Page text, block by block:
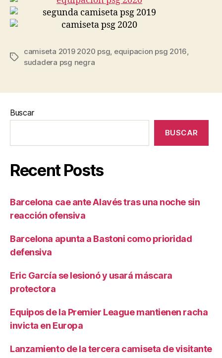
Etiquetas
camiseta 2019 2020 psg, equipacion psg 2016,
sudadera psg negra
Buscar
BUSCAR
Recent Posts
Barcelona cae ante Alavés tras una noche sin
reacción ofensiva
Barcelona apunta a Bastoni como prioridad
defensiva
Eric García se lesionó y usará máscara
protectora
Equipos de la Premier League mantienen racha
invicta en Europa
Lanzamiento de la tercera camiseta de visitante